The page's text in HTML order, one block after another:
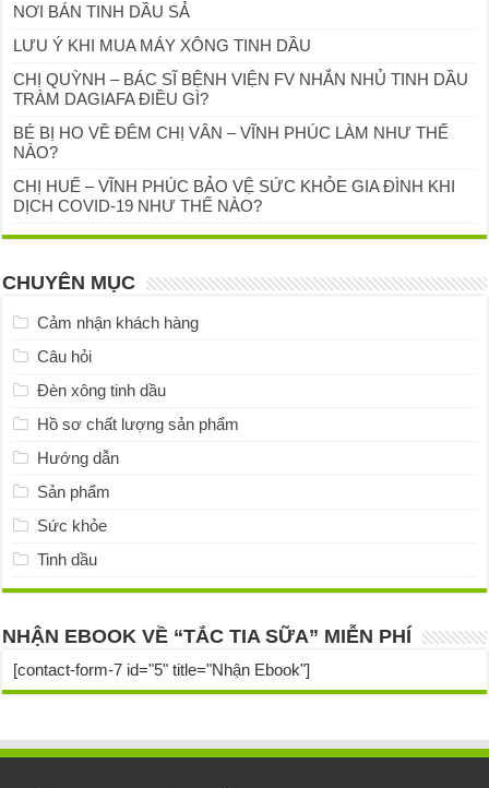
NƠI BÁN TINH DẦU SẢ
LƯU Ý KHI MUA MÁY XÔNG TINH DẦU
CHỊ QUỲNH – BÁC SĨ BỆNH VIỆN FV NHẮN NHỦ TINH DẦU
TRÀM DAGIAFA ĐIỀU GÌ?
BÉ BỊ HO VỀ ĐÊM CHỊ VÂN – VĨNH PHÚC LÀM NHƯ THẾ
NÀO?
CHỊ HUẾ – VĨNH PHÚC BẢO VỆ SỨC KHỎE GIA ĐÌNH KHI
DỊCH COVID-19 NHƯ THẾ NÀO?
CHUYÊN MỤC
Cảm nhận khách hàng
Câu hỏi
Đèn xông tinh dầu
Hồ sơ chất lượng sản phẩm
Hướng dẫn
Sản phẩm
Sức khỏe
Tinh dầu
NHẬN EBOOK VỀ “TẮC TIA SỮA” MIỄN PHÍ
[contact-form-7 id="5" title="Nhận Ebook"]